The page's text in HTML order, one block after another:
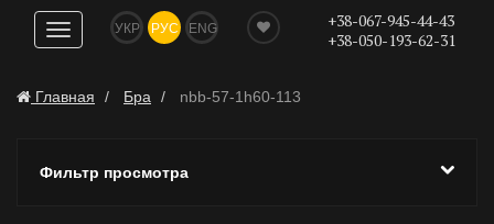
Показать
навигацию
УКР РУС ENG
+38-067-945-44-43
+38-050-193-62-31
Главная Бра nbb-57-1h60-113
Фильтр просмотра